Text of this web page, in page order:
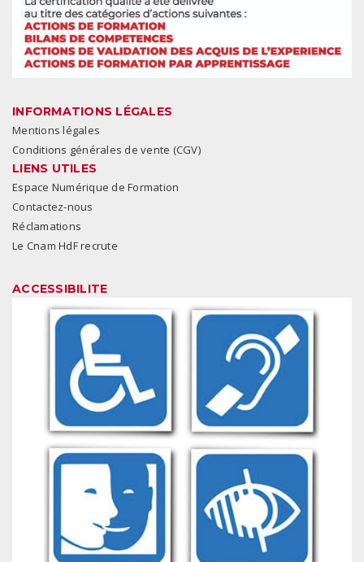
INFORMATIONS LÉGALES
Mentions légales
Conditions générales de vente (CGV)
LIENS UTILES
Espace Numérique de Formation
Contactez-nous
Réclamations
Le Cnam HdF recrute
ACCESSIBILITE